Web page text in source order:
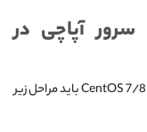
آپاچی در
برای نصب و پیکربندی و آزمایش سرور Apache در CentOS 7/8 باید مراحل زیر